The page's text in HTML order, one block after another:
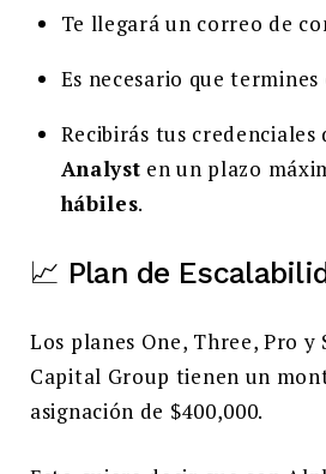
Te llegará un correo de
Es necesario que
Recibirás tus credenciales
Analyst en un plazo
hábiles.
📈 Plan de
Los planes One, Three, Pro y
Capital Group tienen un
asignación de $400,000.